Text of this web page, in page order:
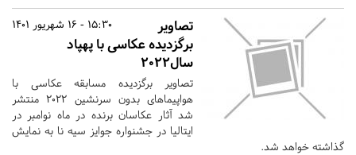
15:30 - 16 شهریور 1401
تصاویر
برگزدیده عکاسی با پهپاد
سال۲۰۲۲
تصاویر برگزدیده مسابقه عکاسی با
هواپیماهای بدون سرنشین ۲۰۲۲ منتشر
شد آثار عکاسان برنده در ماه نوامبر در
ایتالیا در جشنواره جوایز سیه نا به نمایش
گذاشته خواهد شد.